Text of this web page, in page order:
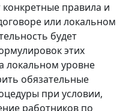
конкретные правила и
или локальном
будет
этих
локальном уровне
обязательные
при условии,
работников по